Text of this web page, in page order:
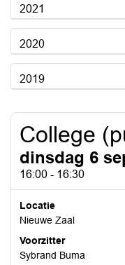
2021
2020
2019
College
dinsdag 6
16:00 - 16:30
Locatie
Nieuwe Zaal
Voorzitter
Sybrand Buma